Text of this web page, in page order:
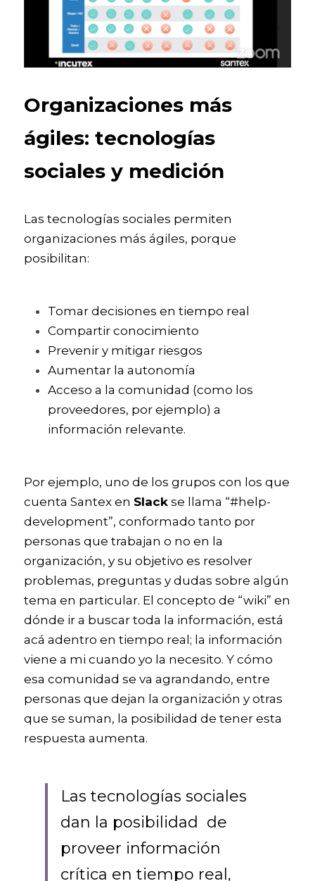
Organizaciones más
ágiles: tecnologías
sociales y medición
Las tecnologías sociales permiten
organizaciones más ágiles, porque
posibilitan:
Tomar decisiones en tiempo real
Compartir conocimiento
Prevenir y mitigar riesgos
Aumentar la autonomía
Acceso a la comunidad (como los
proveedores, por ejemplo) a
información relevante.
Por ejemplo, uno de los grupos con los que
cuenta Santex en Slack se llama “#help-
development”, conformado tanto por
personas que trabajan o no en la
organización, y su objetivo es resolver
problemas, preguntas y dudas sobre algún
tema en particular. El concepto de “wiki” en
dónde ir a buscar toda la información, está
acá adentro en tiempo real; la información
viene a mi cuando yo la necesito. Y cómo
esa comunidad se va agrandando, entre
personas que dejan la organización y otras
que se suman, la posibilidad de tener esta
respuesta aumenta.
Las tecnologías sociales
dan la posibilidad  de
proveer información
crítica en tiempo real,